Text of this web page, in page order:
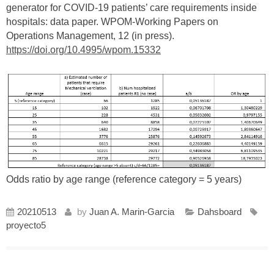
generator for COVID-19 patients’ care requirements inside
hospitals: data paper. WPOM-Working Papers on
Operations Management, 12 (in press).
https://doi.org/10.4995/wpom.15332
Odds ratio by age range (reference category = 5 years)
20210513 by Juan A. Marin-Garcia
Dahsboard
proyecto5